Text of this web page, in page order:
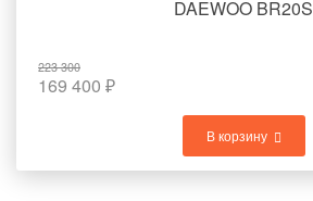
DAEWOO BR20S
223 300
169 400 ₽
В корзину